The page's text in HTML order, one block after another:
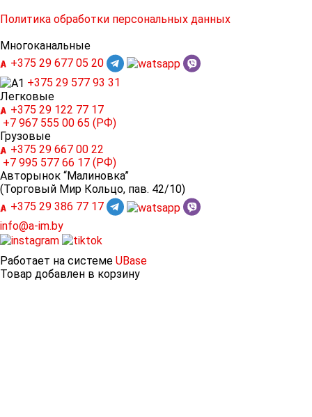
Политика обработки персональных данных
Многоканальные
+375 29 677 05 20
+375 29 577 93 31
Легковые
+375 29 122 77 17
+7 967 555 00 65 (РФ)
Грузовые
+375 29 667 00 22
+7 995 577 66 17 (РФ)
Авторынок “Малиновка”
(Торговый Мир Кольцо, пав. 42/10)
+375 29 386 77 17
info@a-im.by
Работает на системе UBase
Товар добавлен в корзину